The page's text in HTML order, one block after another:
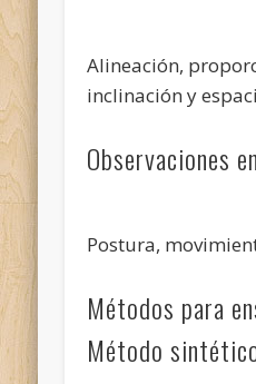
Alineación,
inclinación y
Observaciones
Postura,
Métodos para
Método